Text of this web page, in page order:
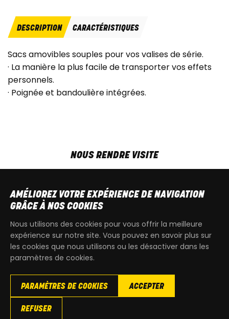
DESCRIPTION CARACTÉRISTIQUES
Sacs amovibles souples pour vos valises de série.
· La manière la plus facile de transporter vos effets
personnels.
· Poignée et bandoulière intégrées.
NOUS RENDRE VISITE
SAM9h00 - 13h30
T+32 64 700 970
Copyright© 2026 KdQuad. Tous droits reservés |
AMÉLIOREZ VOTRE EXPÉRIENCE DE NAVIGATION
GRÂCE À NOS COOKIES
Nous utilisons des cookies pour vous offrir la meilleure
expérience sur notre site. Vous pouvez en savoir plus sur
les cookies que nous utilisons ou les désactiver dans les
paramètres de cookies.
PARAMÈTRES DE COOKIES ACCEPTER
REFUSER